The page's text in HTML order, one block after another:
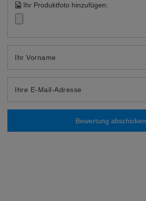
Ihr Produktfoto hinzufügen:
Ihr Vorname
Ihre E-Mail-Adresse
Bewertung abschicken